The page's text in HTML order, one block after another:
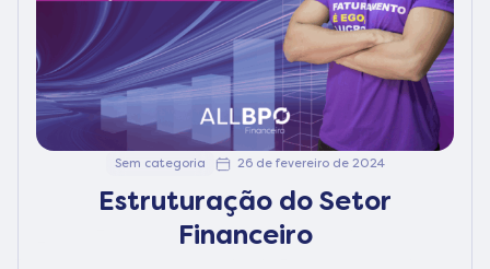
Sem categoria 26 de fevereiro de 2024
Estruturação do Setor
Financeiro